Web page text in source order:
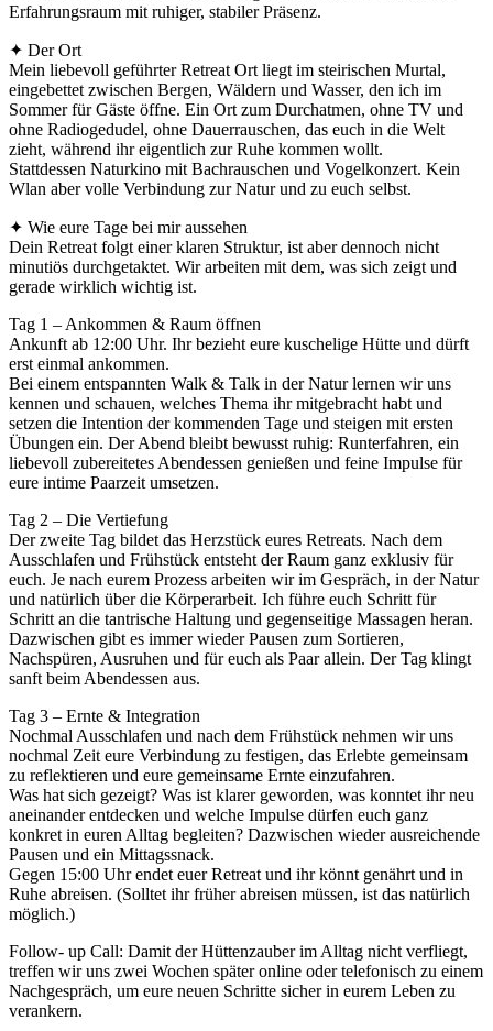
Erfahrungsraum mit ruhiger, stabiler Präsenz.
✦ Der Ort
Mein liebevoll geführter Retreat Ort liegt im steirischen Murtal,
eingebettet zwischen Bergen, Wäldern und Wasser, den ich im
Sommer für Gäste öffne. Ein Ort zum Durchatmen, ohne TV und
ohne Radiogedudel, ohne Dauerrauschen, das euch in die Welt
zieht, während ihr eigentlich zur Ruhe kommen wollt.
Stattdessen Naturkino mit Bachrauschen und Vogelkonzert. Kein
Wlan aber volle Verbindung zur Natur und zu euch selbst.
✦ Wie eure Tage bei mir aussehen
Dein Retreat folgt einer klaren Struktur, ist aber dennoch nicht
minutiös durchgetaktet. Wir arbeiten mit dem, was sich zeigt und
gerade wirklich wichtig ist.
Tag 1 – Ankommen & Raum öffnen
Ankunft ab 12:00 Uhr. Ihr bezieht eure kuschelige Hütte und dürft
erst einmal ankommen.
Bei einem entspannten Walk & Talk in der Natur lernen wir uns
kennen und schauen, welches Thema ihr mitgebracht habt und
setzen die Intention der kommenden Tage und steigen mit ersten
Übungen ein. Der Abend bleibt bewusst ruhig: Runterfahren, ein
liebevoll zubereitetes Abendessen genießen und feine Impulse für
eure intime Paarzeit umsetzen.
Tag 2 – Die Vertiefung
Der zweite Tag bildet das Herzstück eures Retreats. Nach dem
Ausschlafen und Frühstück entsteht der Raum ganz exklusiv für
euch. Je nach eurem Prozess arbeiten wir im Gespräch, in der Natur
und natürlich über die Körperarbeit. Ich führe euch Schritt für
Schritt an die tantrische Haltung und gegenseitige Massagen heran.
Dazwischen gibt es immer wieder Pausen zum Sortieren,
Nachspüren, Ausruhen und für euch als Paar allein. Der Tag klingt
sanft beim Abendessen aus.
Tag 3 – Ernte & Integration
Nochmal Ausschlafen und nach dem Frühstück nehmen wir uns
nochmal Zeit eure Verbindung zu festigen, das Erlebte gemeinsam
zu reflektieren und eure gemeinsame Ernte einzufahren.
Was hat sich gezeigt? Was ist klarer geworden, was konntet ihr neu
aneinander entdecken und welche Impulse dürfen euch ganz
konkret in euren Alltag begleiten? Dazwischen wieder ausreichende
Pausen und ein Mittagssnack.
Gegen 15:00 Uhr endet euer Retreat und ihr könnt genährt und in
Ruhe abreisen. (Solltet ihr früher abreisen müssen, ist das natürlich
möglich.)
Follow- up Call: Damit der Hüttenzauber im Alltag nicht verfliegt,
treffen wir uns zwei Wochen später online oder telefonisch zu einem
Nachgespräch, um eure neuen Schritte sicher in eurem Leben zu
verankern.